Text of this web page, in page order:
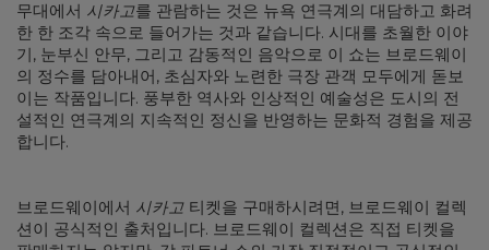
무대에서 시카고를 관람하는 것은 뉴욕 연극계의 대담하고 화려
한 한 조각 속으로 들어가는 것과 같습니다. 시대를 초월한 이야
기, 눈부신 안무, 그리고 감동적인 음악으로 이 쇼는 브로드웨이
의 정수를 담아내어, 초심자와 노련한 극장 관객 모두에게 돋보
이는 작품입니다. 풍부한 역사와 인상적인 예술성은 도시의 전
설적인 연극계의 지속적인 정신을 반영하는 문화적 경험을 제공
합니다.
브로드웨이에서 시카고 티켓을 구매하시려면, 브로드웨이 컬렉
션이 공식적인 출처입니다. 브로드웨이 컬렉션은 직접 티켓을